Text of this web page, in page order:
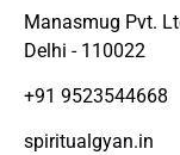
Manasmug Pvt.
Delhi - 110022
+91 9523544668
spiritualgyan.in